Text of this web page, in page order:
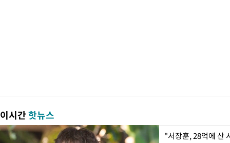
이시간핫뉴스
"서장훈, 28억에 산